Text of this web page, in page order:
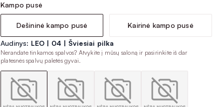
Kampo pusė
Dešininė kampo pusė Kairinė kampo pusė
Audinys: LEO | 04 | Šviesiai pilka
Nerandate tinkamos spalvos? Atvykite į mūsų saloną ir pasirinkite iš dar
platesnės spalvų paletės gyvai.